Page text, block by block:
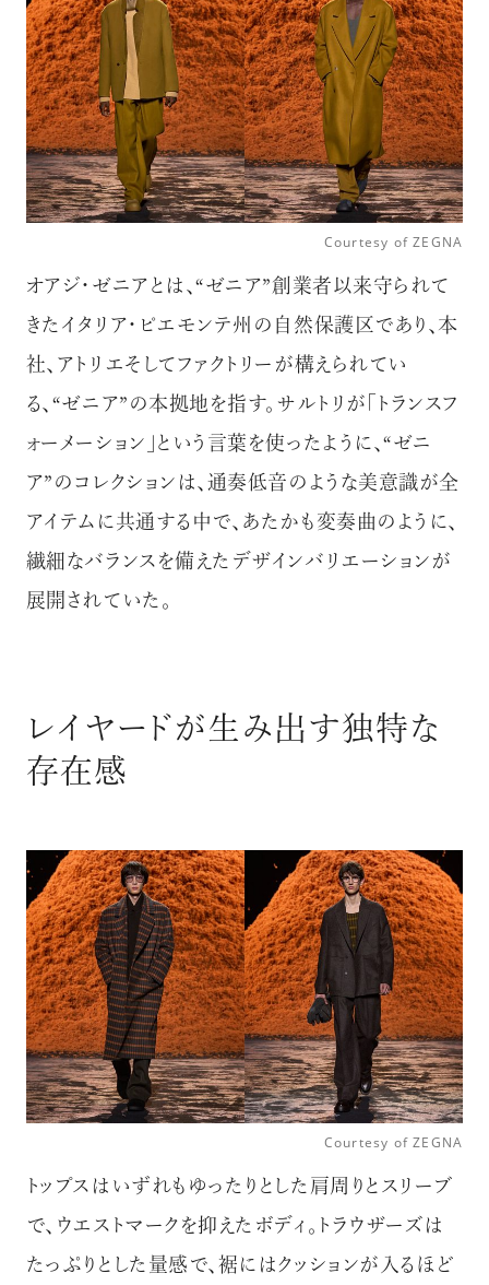
Courtesy of ZEGNA
オアジ・ゼニアとは、“ゼニア”創業者以来守られて
きたイタリア・ピエモンテ州の自然保護区であり、本
社、アトリエそしてファクトリーが構えられてい
る、“ゼニア”の本拠地を指す。サルトリが「トランスフ
ォーメーション」という言葉を使ったように、“ゼニ
ア”のコレクションは、通奏低音のような美意識が全
アイテムに共通する中で、あたかも変奏曲のように、
繊細なバランスを備えたデザインバリエーションが
展開されていた。
レイヤードが生み出す独特な
存在感
Courtesy of ZEGNA
トップスはいずれもゆったりとした肩周りとスリーブ
で、ウエストマークを抑えたボディ。トラウザーズは
たっぷりとした量感で、裾にはクッションが入るほど